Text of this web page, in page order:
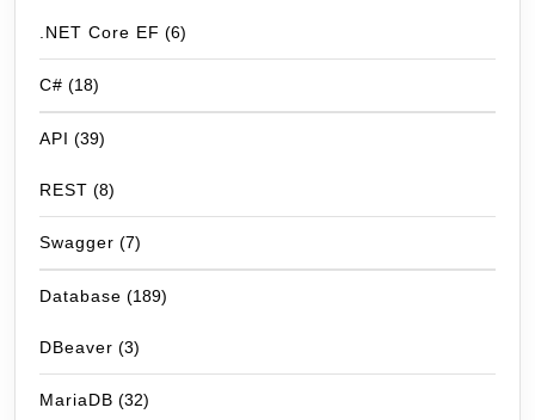
.NET Core EF (6)
C# (18)
API (39)
REST (8)
Swagger (7)
Database (189)
DBeaver (3)
MariaDB (32)